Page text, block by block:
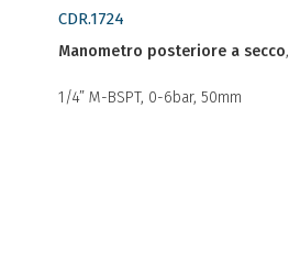
CDR.1724
Manometro posteriore a secco,
1/4” M-BSPT, 0-6bar, 50mm